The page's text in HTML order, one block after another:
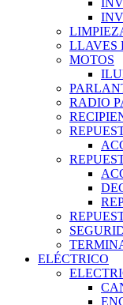
LLAVES
MOTOS
RADIO
ELÉCTRICO